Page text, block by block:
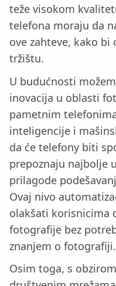
teže visokom
telefona moraju da
ove zahteve, kako
tržištu.
U budućnosti
inovacija u oblasti
pametnim
inteligencije i
da će telefony biti
prepoznaju najbolje
prilagode
Ovaj nivo
olakšati korisnicima
fotografije bez
znanjem o fotografiji.
Osim toga, s